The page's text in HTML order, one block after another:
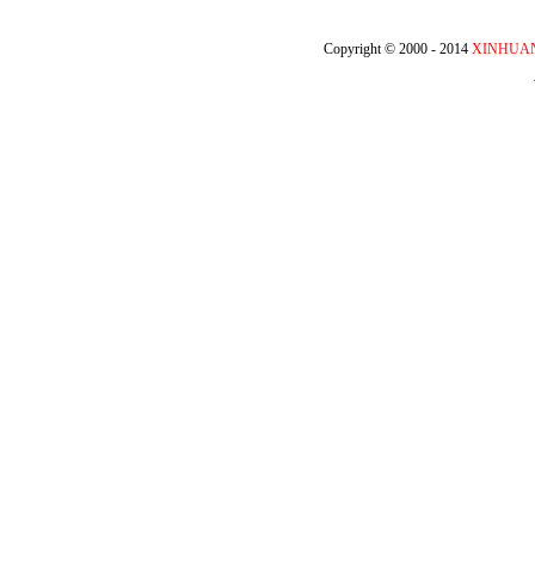
Copyright © 2000 - 2014